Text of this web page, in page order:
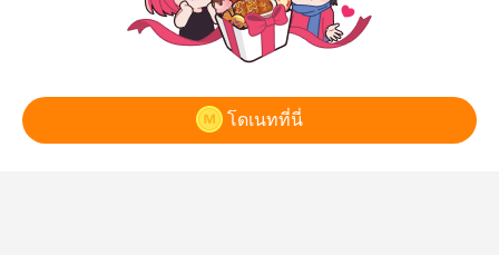
โดเนทที่นี่